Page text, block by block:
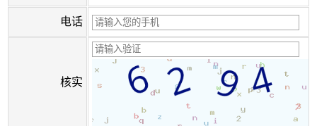
电话
核实